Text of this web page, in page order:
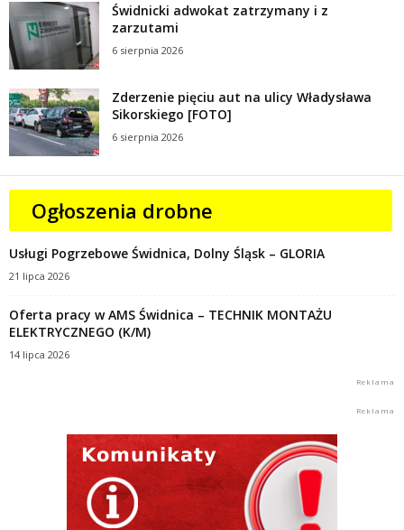
Świdnicki adwokat zatrzymany i z
zarzutami
6 sierpnia 2026
Zderzenie pięciu aut na ulicy Władysława
Sikorskiego [FOTO]
6 sierpnia 2026
Ogłoszenia drobne
Usługi Pogrzebowe Świdnica, Dolny Śląsk – GLORIA
21 lipca 2026
Oferta pracy w AMS Świdnica – TECHNIK MONTAŻU
ELEKTRYCZNEGO (K/M)
14 lipca 2026